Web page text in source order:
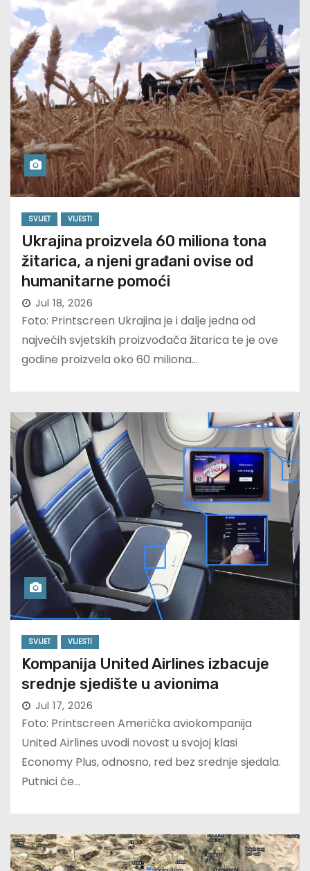
SVIJET VIJESTI
Ukrajina proizvela 60 miliona tona
žitarica, a njeni građani ovise od
humanitarne pomoći
Jul 18, 2026
Foto: Printscreen Ukrajina je i dalje jedna od
najvećih svjetskih proizvođača žitarica te je ove
godine proizvela oko 60 miliona…
SVIJET VIJESTI
Kompanija United Airlines izbacuje
srednje sjedište u avionima
Jul 17, 2026
Foto: Printscreen Američka aviokompanija
United Airlines uvodi novost u svojoj klasi
Economy Plus, odnosno, red bez srednje sjedala.
Putnici će…